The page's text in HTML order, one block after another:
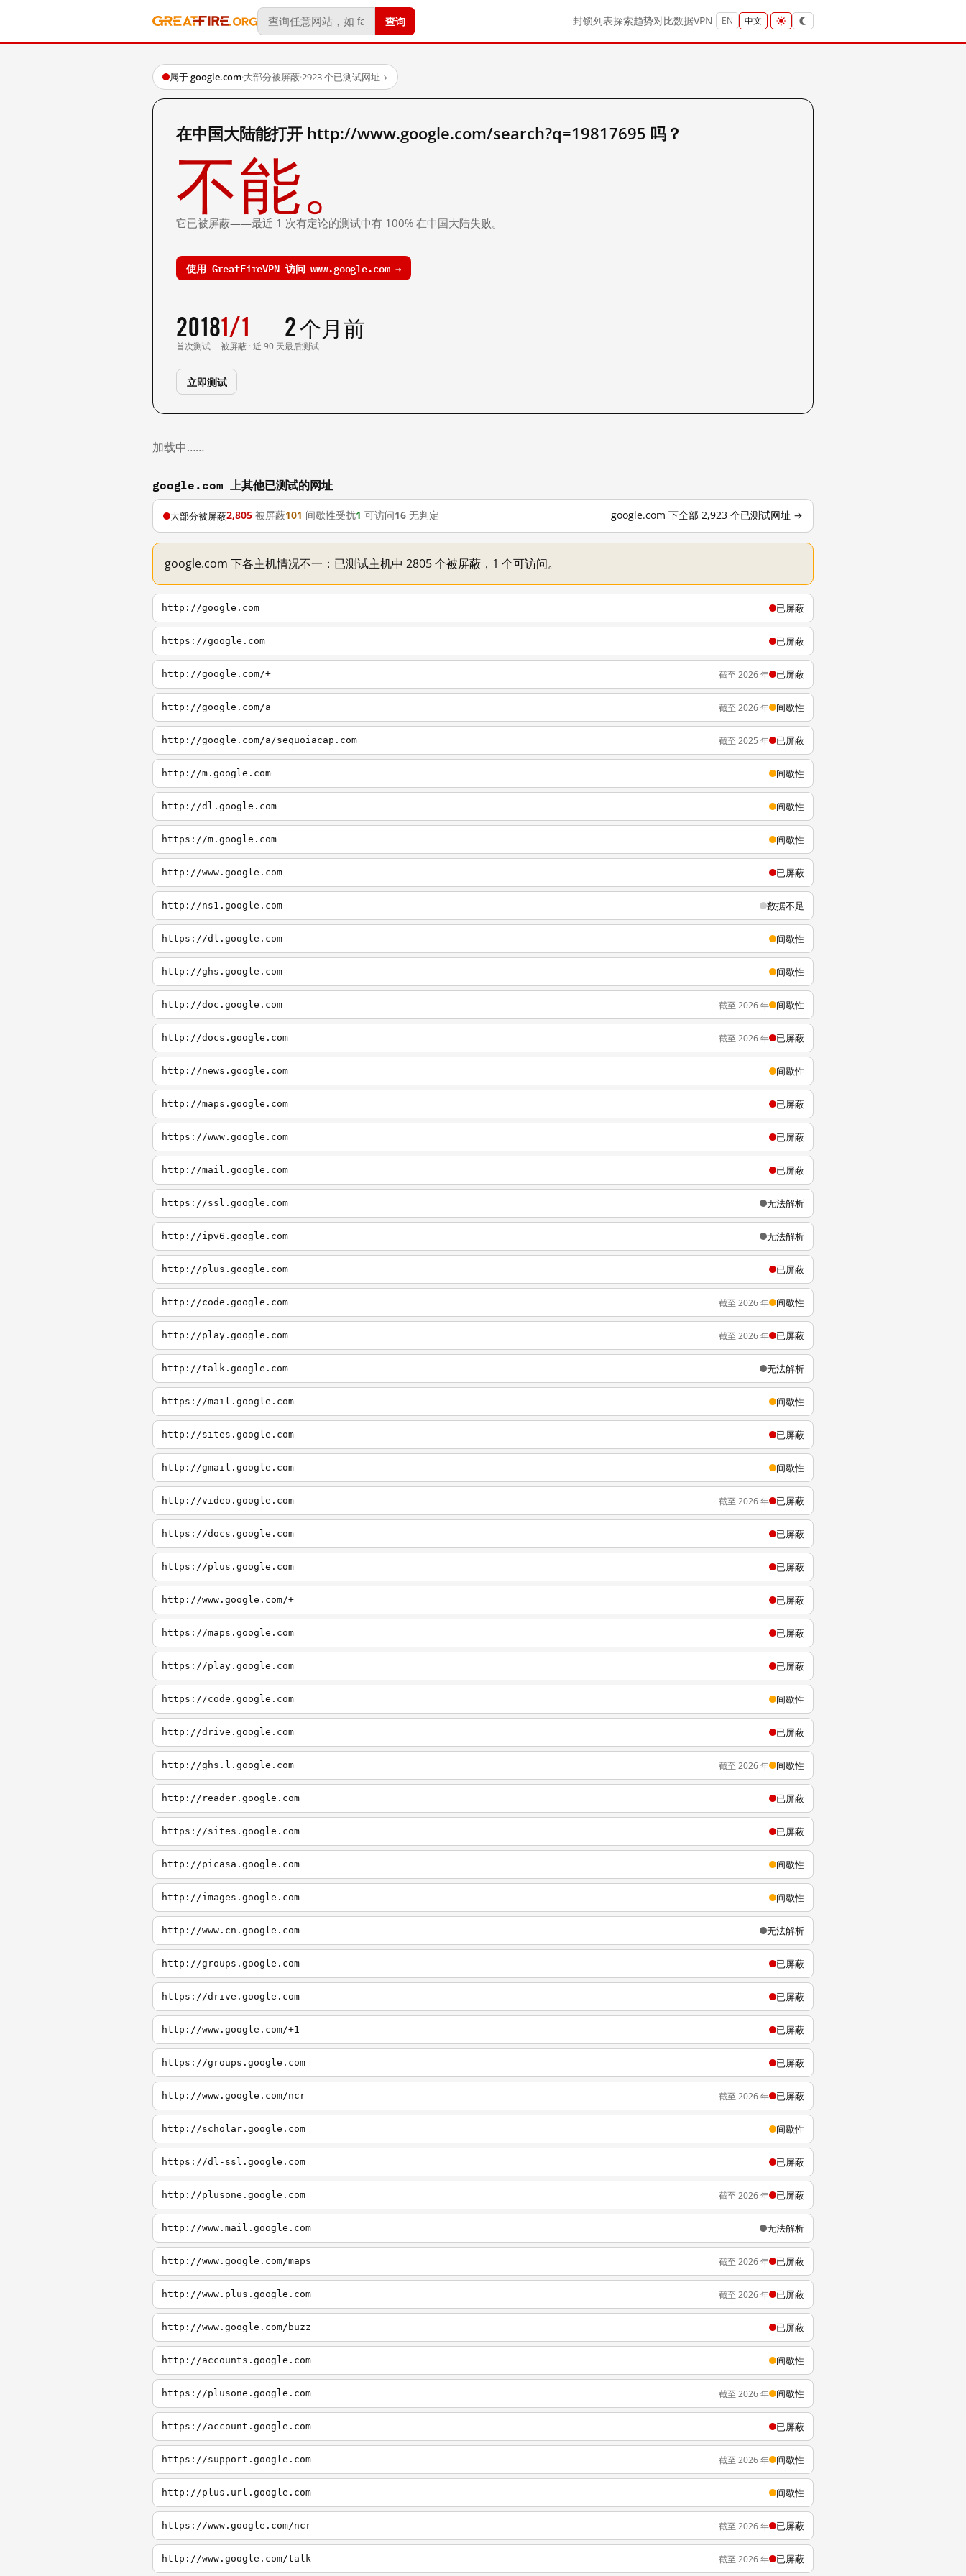
查询 封锁列表探索趋势对比数据VPN EN 中文
属于 google.com·大部分被屏蔽·2923 个已测试网址→
在中国大陆能打开 http://www.google.com/search?q=19817695 吗？
不能。
它已被屏蔽——最近 1 次有定论的测试中有 100% 在中国大陆失败。
使用 GreatFireVPN 访问 www.google.com →
2018
首次测试
1/1
被屏蔽 · 近 90 天
2 个月前
最后测试
立即测试
加载中……
google.com 上其他已测试的网址
大部分被屏蔽2,805 被屏蔽101 间歇性受扰1 可访问16 无判定 google.com 下全部 2,923 个已测试网址 →
google.com 下各主机情况不一：已测试主机中 2805 个被屏蔽，1 个可访问。
http://google.com 已屏蔽
https://google.com 已屏蔽
http://google.com/+ 截至 2026 年 已屏蔽
http://google.com/a 截至 2026 年 间歇性
http://google.com/a/sequoiacap.com 截至 2025 年 已屏蔽
http://m.google.com 间歇性
http://dl.google.com 间歇性
https://m.google.com 间歇性
http://www.google.com 已屏蔽
http://ns1.google.com 数据不足
https://dl.google.com 间歇性
http://ghs.google.com 间歇性
http://doc.google.com 截至 2026 年 间歇性
http://docs.google.com 截至 2026 年 已屏蔽
http://news.google.com 间歇性
http://maps.google.com 已屏蔽
https://www.google.com 已屏蔽
http://mail.google.com 已屏蔽
https://ssl.google.com 无法解析
http://ipv6.google.com 无法解析
http://plus.google.com 已屏蔽
http://code.google.com 截至 2026 年 间歇性
http://play.google.com 截至 2026 年 已屏蔽
http://talk.google.com 无法解析
https://mail.google.com 间歇性
http://sites.google.com 已屏蔽
http://gmail.google.com 间歇性
http://video.google.com 截至 2026 年 已屏蔽
https://docs.google.com 已屏蔽
https://plus.google.com 已屏蔽
http://www.google.com/+ 已屏蔽
https://maps.google.com 已屏蔽
https://play.google.com 已屏蔽
https://code.google.com 间歇性
http://drive.google.com 已屏蔽
http://ghs.l.google.com 截至 2026 年 间歇性
http://reader.google.com 已屏蔽
https://sites.google.com 已屏蔽
http://picasa.google.com 间歇性
http://images.google.com 间歇性
http://www.cn.google.com 无法解析
http://groups.google.com 已屏蔽
https://drive.google.com 已屏蔽
http://www.google.com/+1 已屏蔽
https://groups.google.com 已屏蔽
http://www.google.com/ncr 截至 2026 年 已屏蔽
http://scholar.google.com 间歇性
https://dl-ssl.google.com 已屏蔽
http://plusone.google.com 截至 2026 年 已屏蔽
http://www.mail.google.com 无法解析
http://www.google.com/maps 截至 2026 年 已屏蔽
http://www.plus.google.com 截至 2026 年 已屏蔽
http://www.google.com/buzz 已屏蔽
http://accounts.google.com 间歇性
https://plusone.google.com 截至 2026 年 间歇性
https://account.google.com 已屏蔽
https://support.google.com 截至 2026 年 间歇性
http://plus.url.google.com 间歇性
https://www.google.com/ncr 截至 2026 年 已屏蔽
http://www.google.com/talk 截至 2026 年 已屏蔽